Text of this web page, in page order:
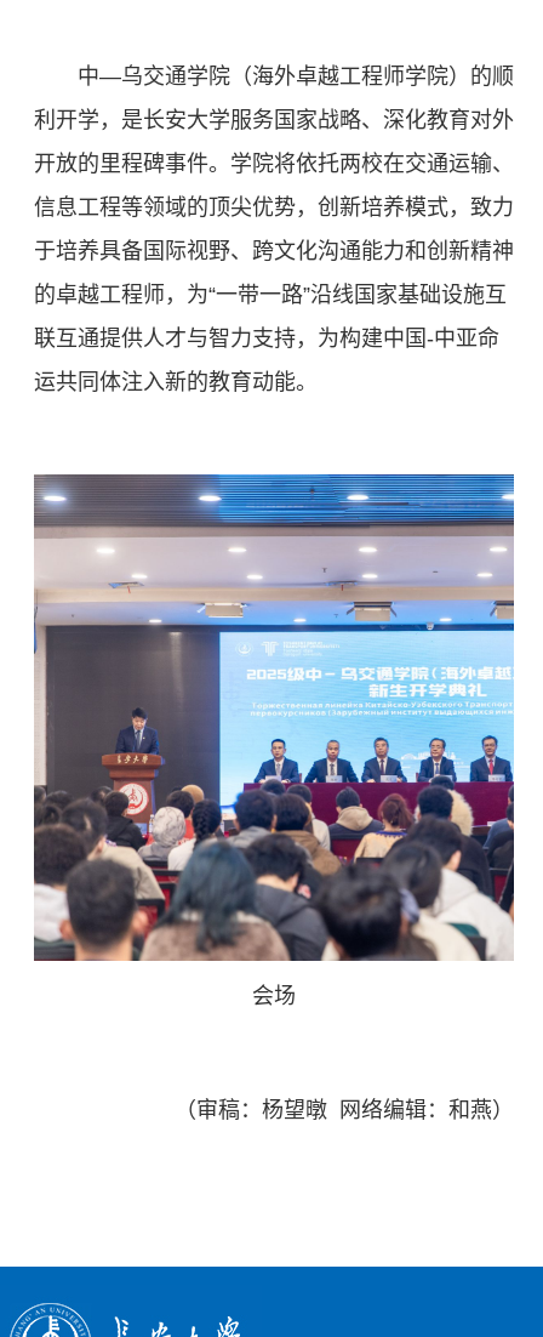
中—乌交通学院（海外卓越工程师学院）的顺
利开学，是长安大学服务国家战略、深化教育对外
开放的里程碑事件。学院将依托两校在交通运输、
信息工程等领域的顶尖优势，创新培养模式，致力
于培养具备国际视野、跨文化沟通能力和创新精神
的卓越工程师，为“一带一路”沿线国家基础设施互
联互通提供人才与智力支持，为构建中国-中亚命
运共同体注入新的教育动能。
会场
（审稿：杨望暾 网络编辑：和燕）